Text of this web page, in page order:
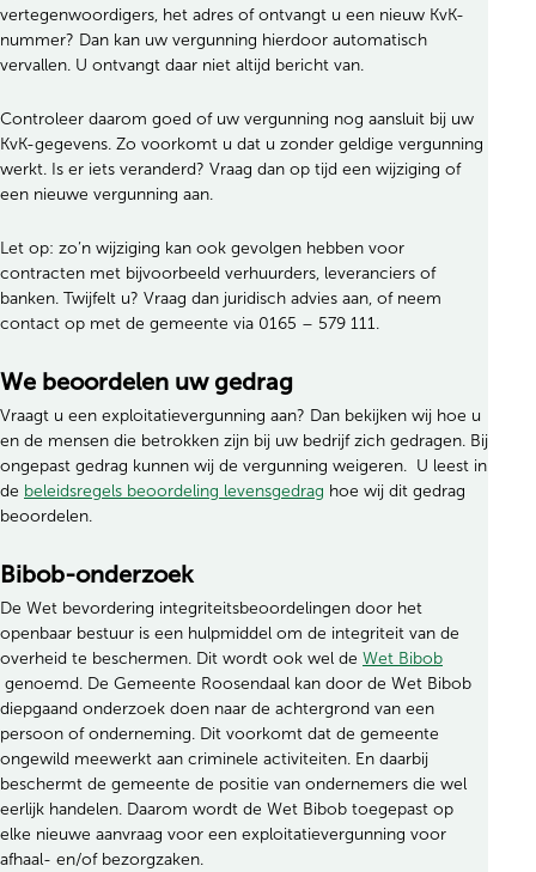
vertegenwoordigers, het adres of ontvangt u een nieuw KvK-
nummer? Dan kan uw vergunning hierdoor automatisch
vervallen. U ontvangt daar niet altijd bericht van.
Controleer daarom goed of uw vergunning nog aansluit bij uw
KvK-gegevens. Zo voorkomt u dat u zonder geldige vergunning
werkt. Is er iets veranderd? Vraag dan op tijd een wijziging of
een nieuwe vergunning aan.
Let op: zo’n wijziging kan ook gevolgen hebben voor
contracten met bijvoorbeeld verhuurders, leveranciers of
banken. Twijfelt u? Vraag dan juridisch advies aan, of neem
contact op met de gemeente via 0165 – 579 111.
We beoordelen uw gedrag
Vraagt u een exploitatievergunning aan? Dan bekijken wij hoe u
en de mensen die betrokken zijn bij uw bedrijf zich gedragen. Bij
ongepast gedrag kunnen wij de vergunning weigeren. U leest in
de beleidsregels beoordeling levensgedrag hoe wij dit gedrag
beoordelen.
Bibob-onderzoek
De Wet bevordering integriteitsbeoordelingen door het
openbaar bestuur is een hulpmiddel om de integriteit van de
overheid te beschermen. Dit wordt ook wel de Wet Bibob
(opent in nieuw tabblad)
genoemd. De Gemeente Roosendaal kan door de Wet Bibob
diepgaand onderzoek doen naar de achtergrond van een
persoon of onderneming. Dit voorkomt dat de gemeente
ongewild meewerkt aan criminele activiteiten. En daarbij
beschermt de gemeente de positie van ondernemers die wel
eerlijk handelen. Daarom wordt de Wet Bibob toegepast op
elke nieuwe aanvraag voor een exploitatievergunning voor
afhaal- en/of bezorgzaken.